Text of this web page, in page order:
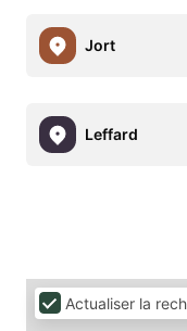
Jort
Leffard
Actualiser la